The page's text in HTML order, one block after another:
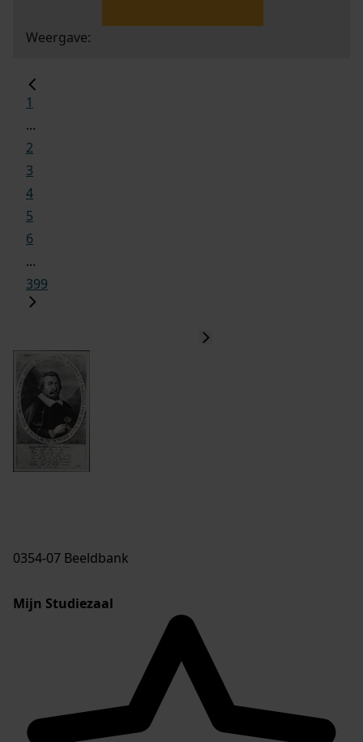
Weergave:
1
...
2
3
4
5
6
...
399
0354-07 Beeldbank
Mijn Studiezaal